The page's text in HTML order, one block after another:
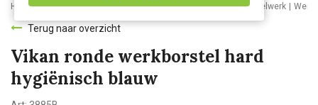
Home Webshop Schoonmaakartikelen Bezemwerk en borstelwerk
Terug naar overzicht
Vikan ronde werkborstel hard
hygiënisch blauw